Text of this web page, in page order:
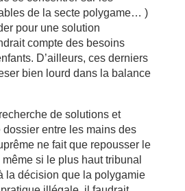
de la secte polygame… )
pour une solution
compte des besoins
D’ailleurs, ces derniers
bien lourd dans la balance
de solutions et
dossier entre les mains des
ne fait que repousser le
si le plus haut tribunal
la décision que la polygamie